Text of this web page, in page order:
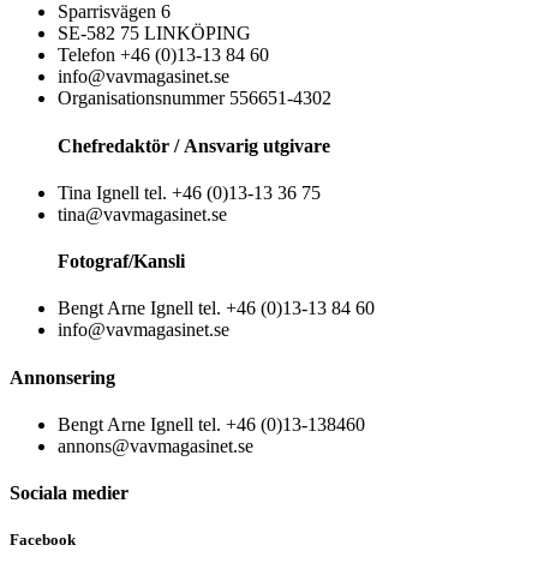
Sparrisvägen 6
SE-582 75 LINKÖPING
Telefon +46 (0)13-13 84 60
info@vavmagasinet.se
Organisationsnummer 556651-4302
Chefredaktör / Ansvarig utgivare
Tina Ignell tel. +46 (0)13-13 36 75
tina@vavmagasinet.se
Fotograf/Kansli
Bengt Arne Ignell tel. +46 (0)13-13 84 60
info@vavmagasinet.se
Annonsering
Bengt Arne Ignell tel. +46 (0)13-138460
annons@vavmagasinet.se
Sociala medier
Facebook